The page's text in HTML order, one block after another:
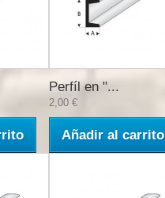
Perfíl en "...
2,00 €
Añadir al carrito